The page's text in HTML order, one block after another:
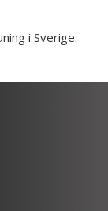
i Sverige.